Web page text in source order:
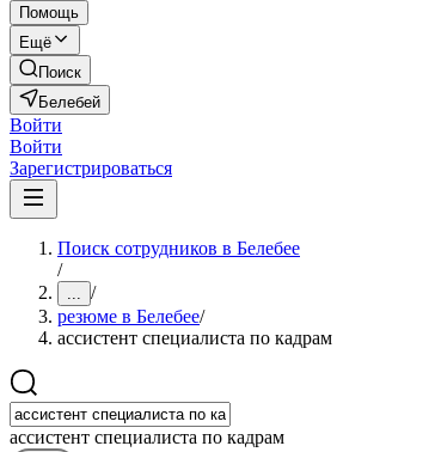
Помощь
Ещё
Поиск
Белебей
Войти
Войти
Зарегистрироваться
Поиск сотрудников в Белебее
/
... /
резюме в Белебее/
ассистент специалиста по кадрам
ассистент специалиста по кадрам